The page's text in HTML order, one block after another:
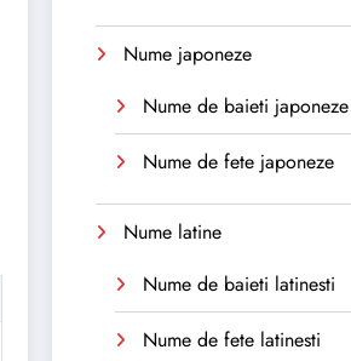
Nume japoneze
Nume de baieti japoneze
Nume de fete japoneze
Nume latine
Nume de baieti latinesti
Nume de fete latinesti